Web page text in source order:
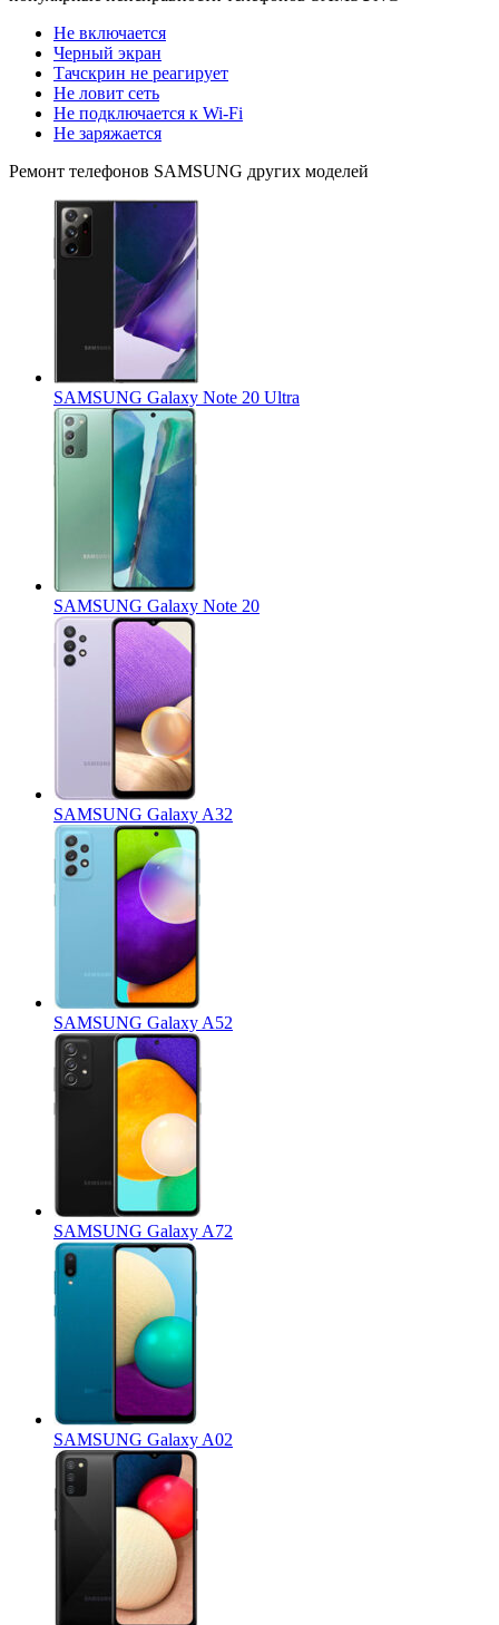
Не включается
Черный экран
Тачскрин не реагирует
Не ловит сеть
Не подключается к Wi-Fi
Не заряжается
Ремонт телефонов SAMSUNG других моделей
SAMSUNG Galaxy Note 20 Ultra
SAMSUNG Galaxy Note 20
SAMSUNG Galaxy A32
SAMSUNG Galaxy A52
SAMSUNG Galaxy A72
SAMSUNG Galaxy A02